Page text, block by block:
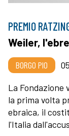
PREMIO
Weiler,
BORGO PIO
La
la prima volta
ebraica, il
l'Italia